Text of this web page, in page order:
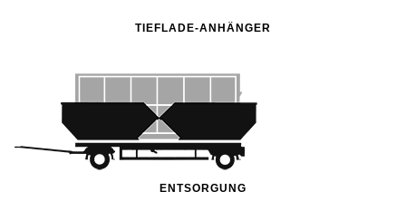
TIEFLADE-ANHÄNGER
ENTSORGUNG